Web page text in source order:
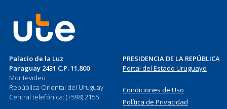
Palacio de la Luz
Paraguay 2431 C.P. 11.800
Montevideo
República Oriental del Uruguay
Central telefónica: (+598) 2155
PRESIDENCIA DE LA REPÚBLICA
Portal del Estado Uruguayo
Condiciones de Uso
Política de Privacidad